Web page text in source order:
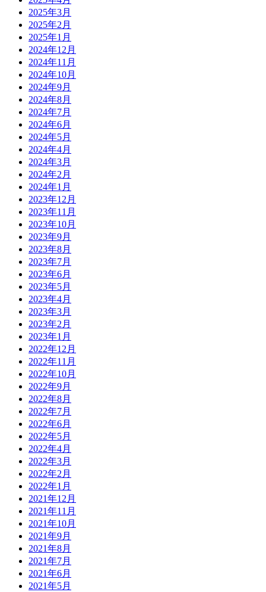
2025年3月
2025年2月
2025年1月
2024年12月
2024年11月
2024年10月
2024年9月
2024年8月
2024年7月
2024年6月
2024年5月
2024年4月
2024年3月
2024年2月
2024年1月
2023年12月
2023年11月
2023年10月
2023年9月
2023年8月
2023年7月
2023年6月
2023年5月
2023年4月
2023年3月
2023年2月
2023年1月
2022年12月
2022年11月
2022年10月
2022年9月
2022年8月
2022年7月
2022年6月
2022年5月
2022年4月
2022年3月
2022年2月
2022年1月
2021年12月
2021年11月
2021年10月
2021年9月
2021年8月
2021年7月
2021年6月
2021年5月